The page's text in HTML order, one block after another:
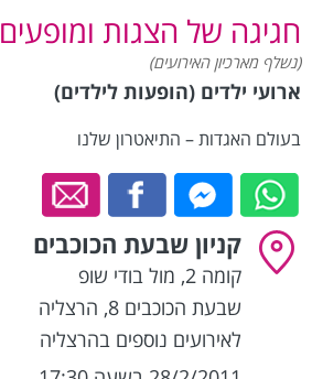
חגיגה של הצגות ומופעים
(נשלף מארכיון האירועים)
ארועי ילדים (הופעות לילדים)
בעולם האגדות – התיאטרון שלנו
קניון שבעת הכוכבים
קומה 2, מול בודי שופ
שבעת הכוכבים 8
, הרצליה
לאירועים נוספים בהרצליה